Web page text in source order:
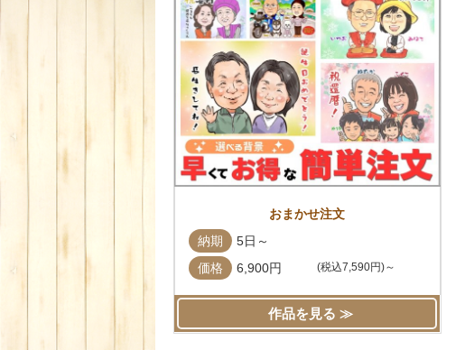
おまかせ注文
納期
5日～
価格
6,900円 (税込7,590円)～
作品を見る ≫